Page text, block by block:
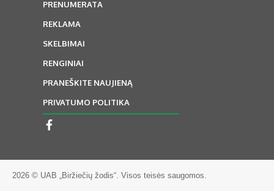
PRENUMERATA
REKLAMA
SKELBIMAI
RENGINIAI
PRANEŠKITE NAUJIENĄ
PRIVATUMO POLITIKA
2026 © UAB „Biržiečių žodis“. Visos teisės saugomos.